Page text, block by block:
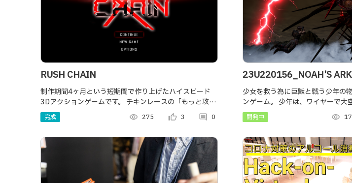
RUSH CHAIN
制作期間4ヶ月という短期間で作り上げたハイスピード
3Dアクションゲームです。 チキンレースの「もっと攻撃
していたい、でも敵の攻撃を避けないと」というジレン
マが生む駆け引きの面白さがウリです！
完成 visibility 275 thumb_up_alt 3 comment 0
23U220156_NOAH'S ARK
少女を救う為に巨獣と戦う少年の
ンゲーム。 少年は、ワイヤーで大
を繰り広げる…
開発中 visibility